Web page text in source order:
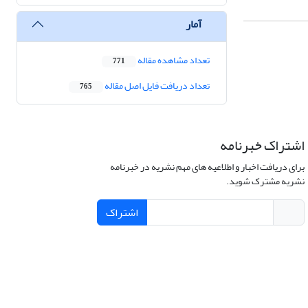
آمار
تعداد مشاهده مقاله 771
تعداد دریافت فایل اصل مقاله 765
اشتراک خبرنامه
برای دریافت اخبار و اطلاعیه های مهم نشریه در خبرنامه
نشریه مشترک شوید.
اشتراک